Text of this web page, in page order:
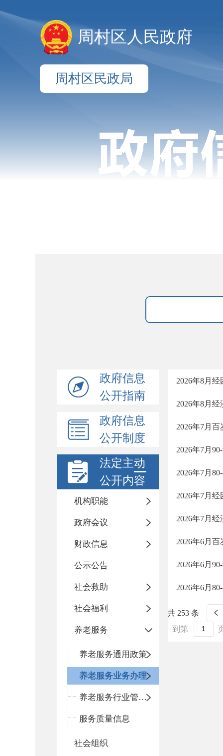
周村区人民政府
周村区民政局
政府信息
公开指南
政府信息
公开制度
法定主动
公开内容
机构职能
政府会议
财政信息
公示公告
社会救助
社会福利
养老服务
养老服务通用政策
养老服务业务办理
养老服务行业管理信息
服务质量信息
社会组织
2026年8月
2026年8月
2026年7月
2026年7月
2026年7月
2026年7月
2026年7月
2026年6月
2026年6月
2026年6月
共 253 条
到第